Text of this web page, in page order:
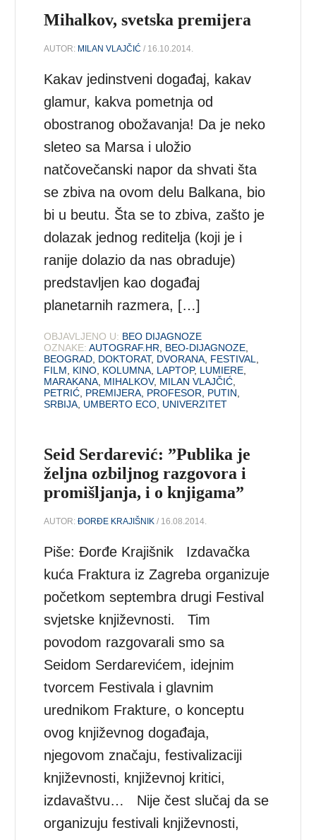
Mihalkov, svetska premijera
AUTOR: MILAN VLAJČIĆ / 16.10.2014.
Kakav jedinstveni događaj, kakav
glamur, kakva pometnja od
obostranog obožavanja! Da je neko
sleteo sa Marsa i uložio
natčovečanski napor da shvati šta
se zbiva na ovom delu Balkana, bio
bi u beutu. Šta se to zbiva, zašto je
dolazak jednog reditelja (koji je i
ranije dolazio da nas obraduje)
predstavljen kao događaj
planetarnih razmera, […]
OBJAVLJENO U: BEO DIJAGNOZE
OZNAKE: AUTOGRAF.HR BEO-DIJAGNOZE
BEOGRAD DOKTORAT, DVORANA FESTIVAL
FILM
KINO KOLUMNA LAPTOP, LUMIERE
MARAKANA MIHALKOV, MILAN VLAJČIĆ
PETRIĆ PREMIJERA PROFESOR PUTIN
SRBIJA UMBERTO ECO UNIVERZITET
Seid Serdarević: ”Publika je
željna ozbiljnog razgovora i
promišljanja, i o knjigama”
AUTOR:ĐORĐE KRAJIŠNIK / 16.08.2014.
Piše: Đorđe Krajišnik Izdavačka
kuća Fraktura iz Zagreba organizuje
početkom septembra drugi Festival
svjetske književnosti. Tim
povodom razgovarali smo sa
Seidom Serdarevićem, idejnim
tvorcem Festivala i glavnim
urednikom Frakture, o konceptu
ovog književnog događaja,
njegovom značaju, festivalizaciji
književnosti, književnoj kritici,
izdavaštvu… Nije čest slučaj da se
organizuju festivali književnosti,